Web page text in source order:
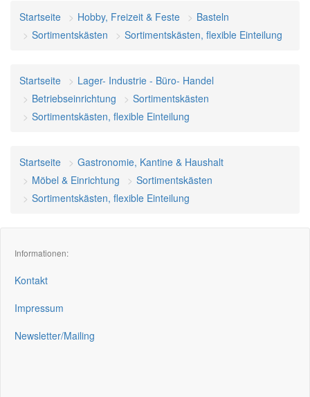
Startseite Hobby, Freizeit & Feste
Basteln
Sortimentskästen
Sortimentskästen, flexible Einteilung
Startseite
Lager- Industrie - Büro- Handel
Betriebseinrichtung
Sortimentskästen
Sortimentskästen, flexible Einteilung
Startseite
Gastronomie, Kantine & Haushalt
Möbel & Einrichtung
Sortimentskästen
Sortimentskästen, flexible Einteilung
Informationen:
Kontakt
Impressum
Newsletter/Mailing